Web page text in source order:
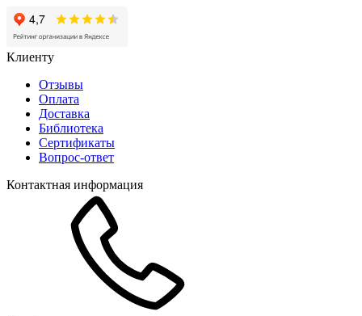
Клиенту
Отзывы
Оплата
Доставка
Библиотека
Сертификаты
Вопрос-ответ
Контактная информация